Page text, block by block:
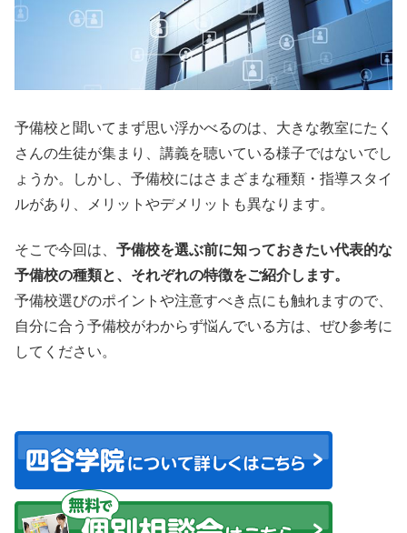
予備校と聞いてまず思い浮かべるのは、大きな教室にたく
さんの生徒が集まり、講義を聴いている様子ではないでし
ょうか。しかし、予備校にはさまざまな種類・指導スタイ
ルがあり、メリットやデメリットも異なります。
そこで今回は、 予備校を選ぶ前に知っておきたい代表的な
予備校の種類と、それぞれの特徴をご紹介します。
予備校選びのポイントや注意すべき点にも触れますので、
自分に合う予備校がわからず悩んでいる方は、ぜひ参考に
してください。